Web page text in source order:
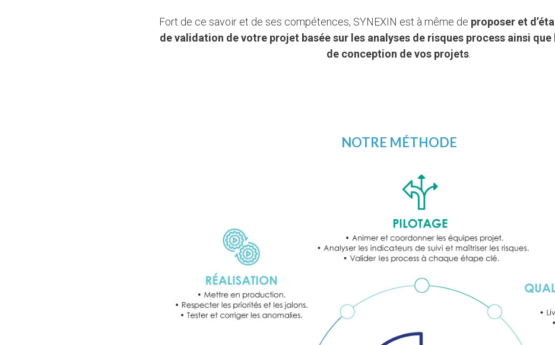
Fort de ce savoir et de ses compétences, SYNEXIN est à même de proposer et
de validation de votre projet basée sur les analyses de risques process ainsi
de conception de vos projets.
NOTRE MÉTHODE